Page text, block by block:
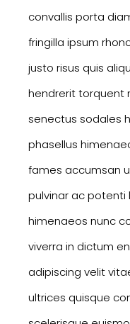
convallis porta
fringilla ipsum
justo risus quis
hendrerit torquent
senectus sodales
phasellus
fames accumsan
pulvinar ac potenti
himenaeos nunc
viverra in dictum
adipiscing velit
ultrices quisque